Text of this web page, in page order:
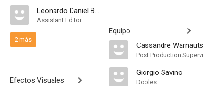
Leonardo Daniel Bianchi
Assistant Editor
2 más
Efectos Visuales
Equipo
Cassandre Warnauts
Post Production Supervisor
Giorgio Savino
Dobles